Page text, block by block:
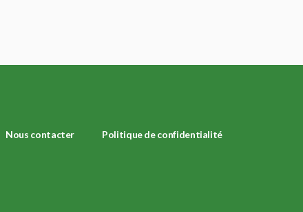
Nous contacter Politique de confidentialité